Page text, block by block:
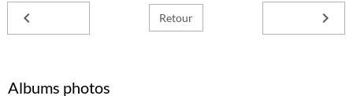
Retour
Albums photos